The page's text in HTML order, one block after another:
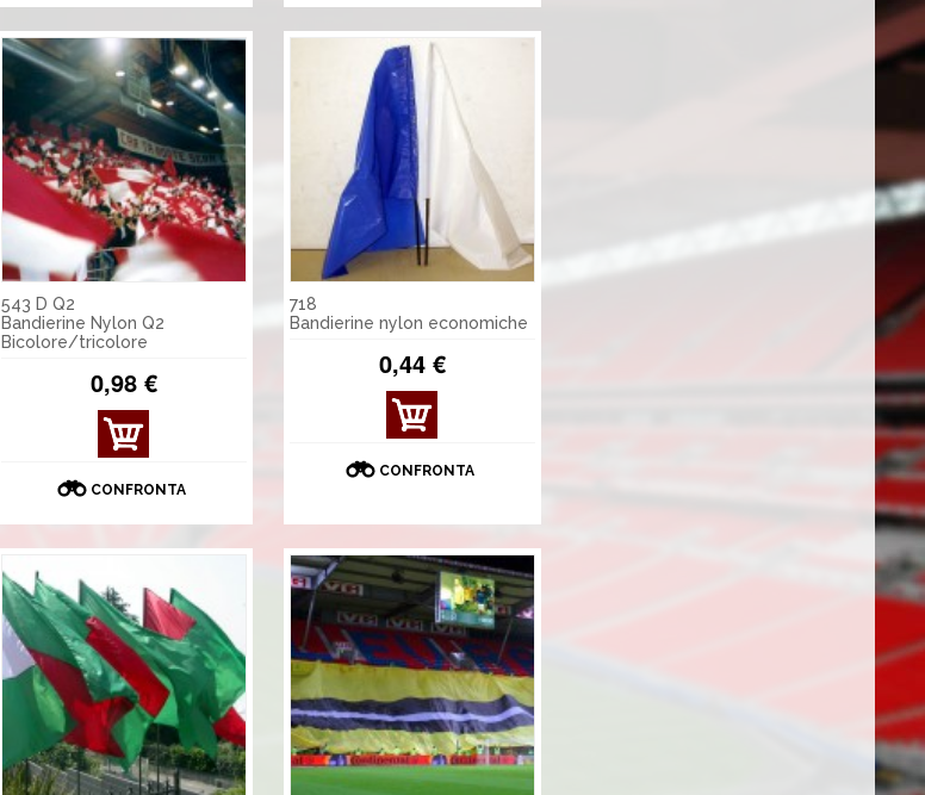
543 D Q2
Bandierine Nylon Q2
Bicolore/tricolore
0,98 €
MOS
TRA
TAGL
I
CONFRONTA
718
Bandierine nylon economiche
0,44 €
MOS
TRA
TAGL
CONFRONTA